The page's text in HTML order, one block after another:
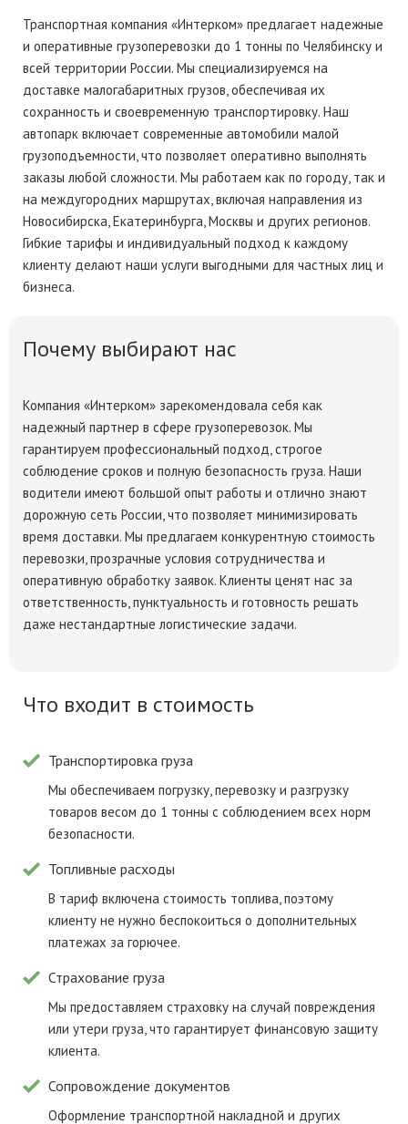
Транспортная компания «Интерком» предлагает надежные
и оперативные грузоперевозки до 1 тонны по Челябинску и
всей территории России. Мы специализируемся на
доставке малогабаритных грузов, обеспечивая их
сохранность и своевременную транспортировку. Наш
автопарк включает современные автомобили малой
грузоподъемности, что позволяет оперативно выполнять
заказы любой сложности. Мы работаем как по городу, так и
на междугородних маршрутах, включая направления из
Новосибирска, Екатеринбурга, Москвы и других регионов.
Гибкие тарифы и индивидуальный подход к каждому
клиенту делают наши услуги выгодными для частных лиц и
бизнеса.
Почему выбирают нас
Компания «Интерком» зарекомендовала себя как
надежный партнер в сфере грузоперевозок. Мы
гарантируем профессиональный подход, строгое
соблюдение сроков и полную безопасность груза. Наши
водители имеют большой опыт работы и отлично знают
дорожную сеть России, что позволяет минимизировать
время доставки. Мы предлагаем конкурентную стоимость
перевозки, прозрачные условия сотрудничества и
оперативную обработку заявок. Клиенты ценят нас за
ответственность, пунктуальность и готовность решать
даже нестандартные логистические задачи.
Что входит в стоимость
Транспортировка груза
Мы обеспечиваем погрузку, перевозку и разгрузку
товаров весом до 1 тонны с соблюдением всех норм
безопасности.
Топливные расходы
В тариф включена стоимость топлива, поэтому
клиенту не нужно беспокоиться о дополнительных
платежах за горючее.
Страхование груза
Мы предоставляем страховку на случай повреждения
или утери груза, что гарантирует финансовую защиту
клиента.
Сопровождение документов
Оформление транспортной накладной и других